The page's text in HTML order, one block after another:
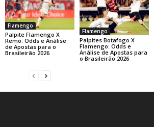
Flamengo
Palpite Flamengo X
Remo: Odds e Análise
de Apostas para o
Brasileirão 2026
Flamengo
Palpites Botafogo X
Flamengo: Odds e
Análise de Apostas para
o Brasileirão 2026